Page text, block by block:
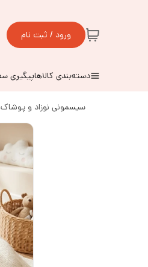
ورود / ثبت نام
دسته‌بندی کالاهاپیگیری
سیسمونی نوزاد و پوشاک